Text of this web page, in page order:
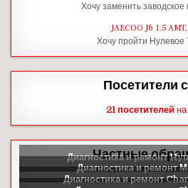
Хочу заменить заводское
JAECOO J6 1.5
Хочу пройти Нулевое
Посетители
21 посетителей на
Частные